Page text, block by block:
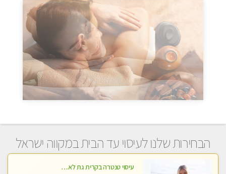
הבחירות שלנו לעיסוי עד הבית במקווה ישראל
עיסוי טנטרה בקרית גת לא מה שחשבת הרבה יותר ממה שדמיינת פרטי!!! Highly recommended